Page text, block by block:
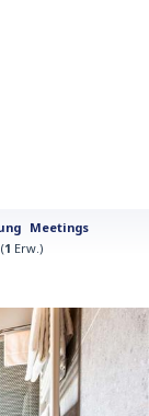
Meetings
1 Erw.)